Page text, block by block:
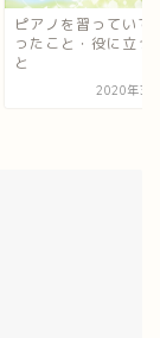
ピアノを習っていて
ったこと・役に立っ
と
2020年3